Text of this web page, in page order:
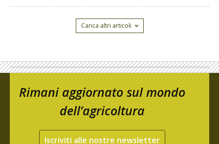
Carica altri articoli
Rimani aggiornato sul mondo
dell’agricoltura
Iscriviti alle nostre newsletter